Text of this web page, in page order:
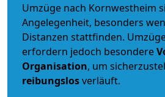
Umzüge nach Kornwestheim
Angelegenheit, besonders
Distanzen stattfinden.
erfordern jedoch besondere
Organisation, um
reibungslosverläuft.